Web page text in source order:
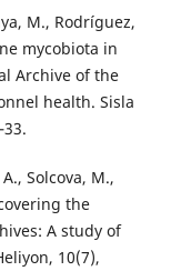
M., Rodríguez,
mycobiota in
Archive of the
health. Sisla
Solcova, M.,
the
A study of
10(7),